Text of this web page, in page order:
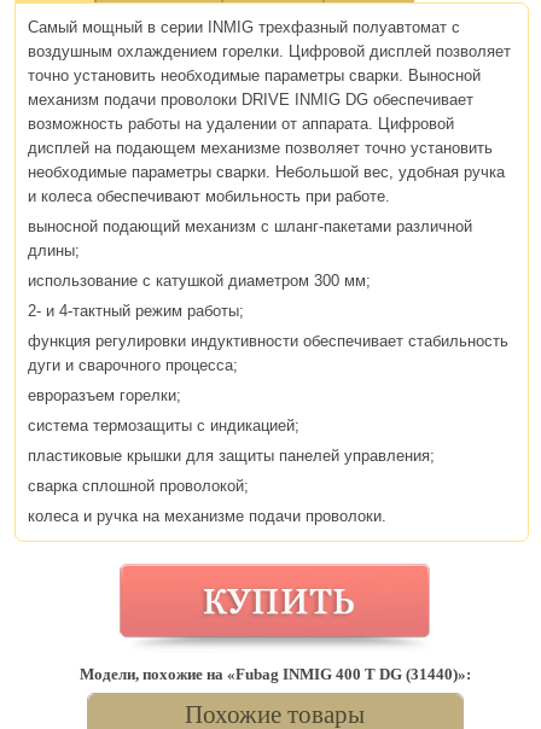
Самый мощный в серии INMIG трехфазный полуавтомат с
воздушным охлаждением горелки. Цифровой дисплей позволяет
точно установить необходимые параметры сварки. Выносной
механизм подачи проволоки DRIVE INMIG DG обеспечивает
возможность работы на удалении от аппарата. Цифровой
дисплей на подающем механизме позволяет точно установить
необходимые параметры сварки. Небольшой вес, удобная ручка
и колеса обеспечивают мобильность при работе.
выносной подающий механизм с шланг-пакетами различной
длины;
использование с катушкой диаметром 300 мм;
2- и 4-тактный режим работы;
функция регулировки индуктивности обеспечивает стабильность
дуги и сварочного процесса;
евроразъем горелки;
система термозащиты с индикацией;
пластиковые крышки для защиты панелей управления;
сварка сплошной проволокой;
колеса и ручка на механизме подачи проволоки.
Модели, похожие на «Fubag INMIG 400 T DG (31440)»:
Похожие товары